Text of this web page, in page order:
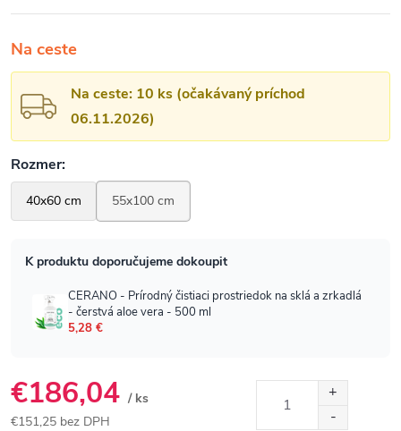
Na ceste
Na ceste: 10 ks (očakávaný príchod
06.11.2026)
€186,04 / ks
€151,25 bez DPH